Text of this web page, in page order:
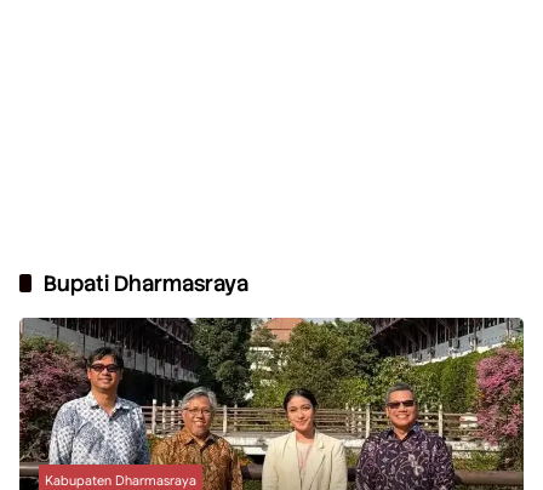
Bupati Dharmasraya
Kabupaten Dharmasraya